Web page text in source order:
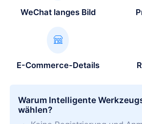
WeChat langes Bild
E-Commerce-Details
Warum Intelligente
wählen?